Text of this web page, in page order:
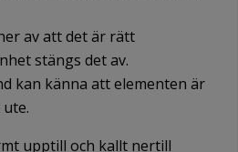
av att det är rätt
stängs det av.
kan känna att elementen är
upptill och kallt nertill